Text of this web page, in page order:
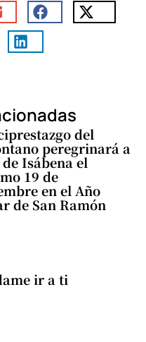
del
peregrinará a
Isábena el
19 de
en el Año
de San Ramón
ir a ti